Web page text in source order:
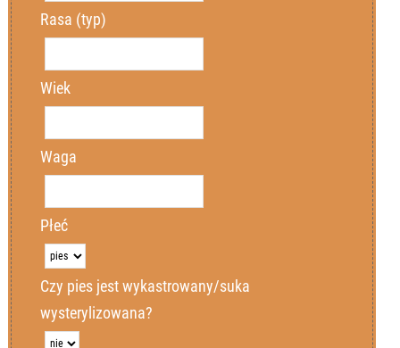
Telefon
Telefon
Rasa (typ)
Wiek
Waga
Płeć
Czy pies jest wykastrowany/suka
wysterylizowana?